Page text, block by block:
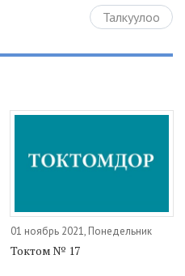
Талкуулоо
01 ноябрь 2021, Понедельник
Токтом № 17